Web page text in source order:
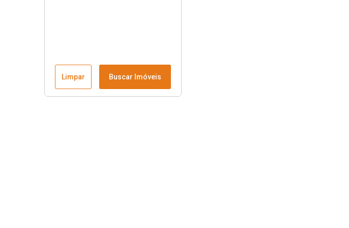
Limpar Buscar Imóveis